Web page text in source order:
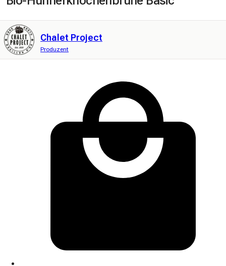
Chalet Project
Produzent